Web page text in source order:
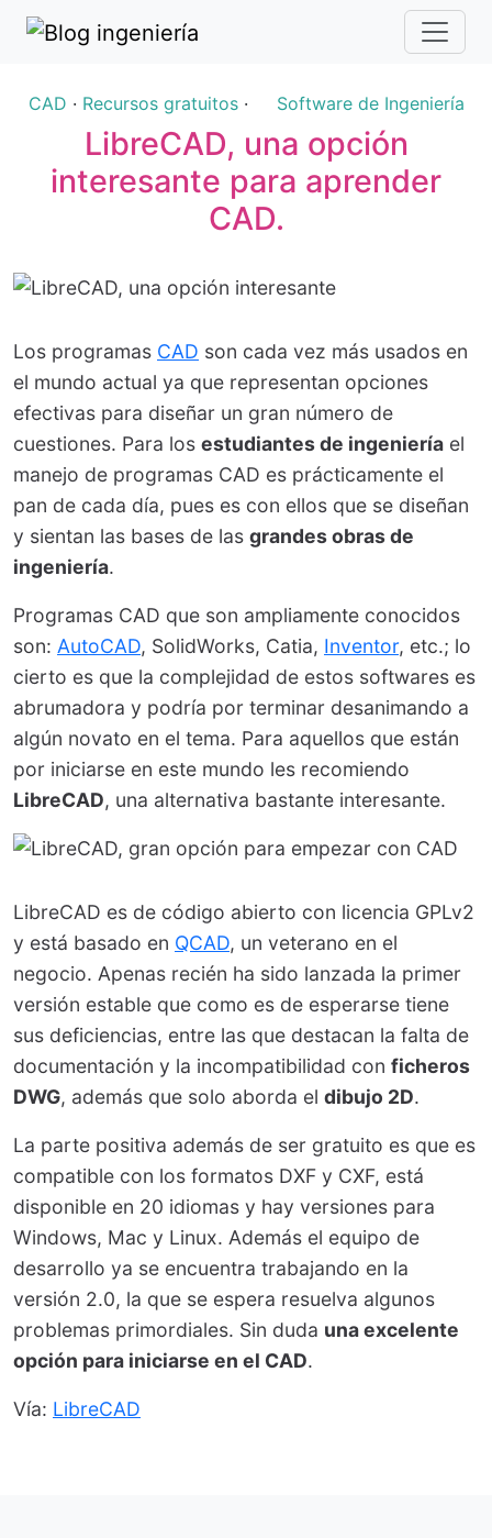
CAD · Recursos gratuitos· Software de Ingeniería
LibreCAD, una opción
interesante para aprender
CAD.
Los programas CAD son cada vez más usados en
el mundo actual ya que representan opciones
efectivas para diseñar un gran número de
cuestiones. Para los estudiantes de ingeniería el
manejo de programas CAD es prácticamente el
pan de cada día, pues es con ellos que se diseñan
y sientan las bases de las grandes obras de
ingeniería.
Programas CAD que son ampliamente conocidos
son: AutoCAD, SolidWorks, Catia, Inventor, etc.; lo
cierto es que la complejidad de estos softwares es
abrumadora y podría por terminar desanimando a
algún novato en el tema. Para aquellos que están
por iniciarse en este mundo les recomiendo
LibreCAD, una alternativa bastante interesante.
LibreCAD es de código abierto con licencia GPLv2
y está basado en QCAD, un veterano en el
negocio. Apenas recién ha sido lanzada la primer
versión estable que como es de esperarse tiene
sus deficiencias, entre las que destacan la falta de
documentación y la incompatibilidad con ficheros
DWG, además que solo aborda el dibujo 2D.
La parte positiva además de ser gratuito es que es
compatible con los formatos DXF y CXF, está
disponible en 20 idiomas y hay versiones para
Windows, Mac y Linux. Además el equipo de
desarrollo ya se encuentra trabajando en la
versión 2.0, la que se espera resuelva algunos
problemas primordiales. Sin duda una excelente
opción para iniciarse en el CAD.
Vía: LibreCAD